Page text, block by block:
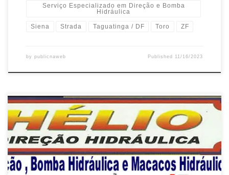
Serviço Especializado em Direção e Bomba
Hidráulica
Siena Strada Taguatinga / DF Toro ZF
by publicnaweb Published 11/16/2023
Citroen Air Cross , Conserto da Direção e Bomba Hidráulica com
Troca de Fluídos – Taguatinga / DF Citroen C3 Picasso , Conserto
da Direção e Bomba Hidráulica com Troca de Fluídos – Taguatinga
/ DF Citroen C4 Pallas , Conserto da Direção e Bomba Hidráulica